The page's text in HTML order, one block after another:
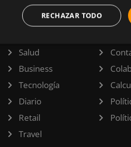
Salud
Business
Tecnología
Diario
Retail
Travel
RECHAZAR TODO